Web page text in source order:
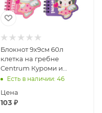
Блокнот 9х9см 60л
клетка на гребне
Centrum Куроми и
друзья ассорти 77031
Есть в наличии: 46
Цена
103₽